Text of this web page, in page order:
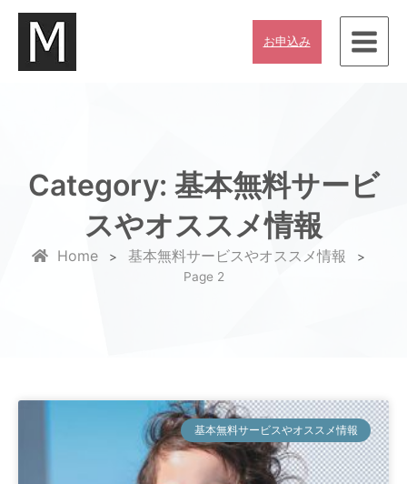
お申込み
Category: 基本無料サービ
スやオススメ情報
Home > 基本無料サービスやオススメ情報
>
Page 2
基本無料サービスやオススメ情報
ペ
ー
ジ
ペ
ー
ジ
ペ
ー
ジ
ペ
ー
ジ